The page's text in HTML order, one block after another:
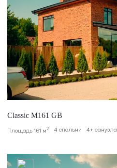
Classic M161 GB
Площадь 161 м2 4 спальни 4+ санузла